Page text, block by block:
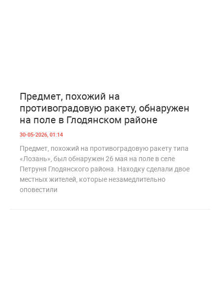
Предмет, похожий на
противоградовую ракету, обнаружен
на поле в Глодянском районе
30-05-2026, 01:14
Предмет, похожий на противоградовую ракету типа
«Лозань», был обнаружен 26 мая на поле в селе
Петруня Глодянского района. Находку сделали двое
местных жителей, которые незамедлительно
оповестили